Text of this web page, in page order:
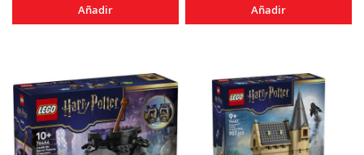
Añadir Añadir